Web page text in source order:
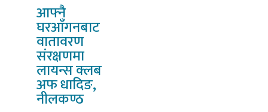
आफ्नै
घरआँगनबाट
वातावरण
संरक्षणमा
लायन्स क्लब
अफ धादिङ,
नीलकण्ठ